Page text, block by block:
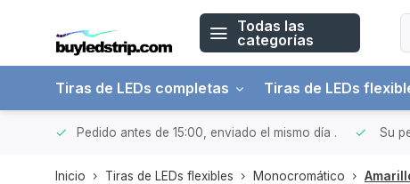
Todas las
categorías
Tiras de LEDs completas Tiras de LEDs
Pedido antes de 15:00, enviado el mismo día . Su
Inicio Tiras de LEDs flexibles Monocromático